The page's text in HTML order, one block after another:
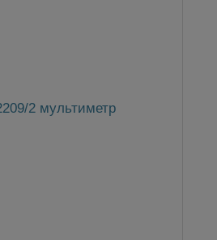
2 мультиметр